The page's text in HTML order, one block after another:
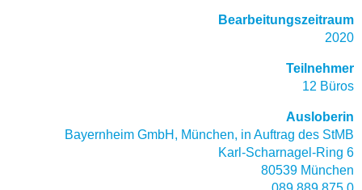
Bearbeitungszeitraum
2020
Teilnehmer
12 Büros
Ausloberin
Bayernheim GmbH, München, in Auftrag des StMB
Karl-Scharnagel-Ring 6
80539 München